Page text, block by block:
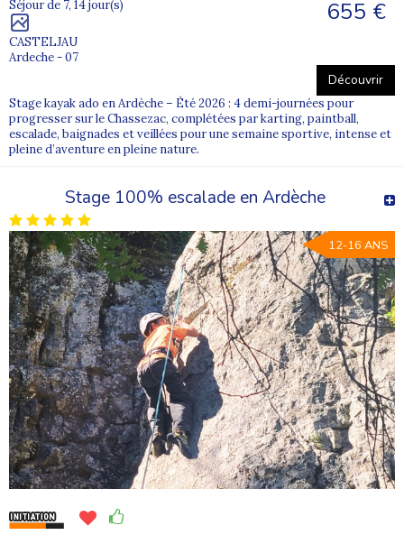
Séjour de 7, 14 jour(s)
CASTELJAU
Ardeche - 07
655 €
Découvrir
Stage kayak ado en Ardèche – Été 2026 : 4 demi-journées pour
progresser sur le Chassezac, complétées par karting, paintball,
escalade, baignades et veillées pour une semaine sportive, intense et
pleine d’aventure en pleine nature.
Stage 100% escalade en Ardèche
12-16 ANS